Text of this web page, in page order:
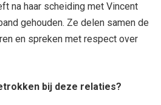
na haar scheiding met Vincent
gehouden. Ze delen samen de
en spreken met respect over
bij deze relaties?